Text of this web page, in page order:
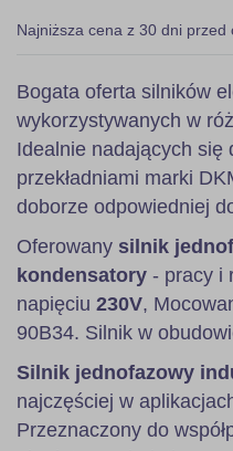
Najniższa cena z 30 dni przed
Bogata oferta silników
wykorzystywanych w
Idealnie nadających się
przekładniami marki
doborze odpowiedniej
Oferowany silnik
kondensatory - pracy i
napięciu 230V,
90B34. Silnik w
Silnik jednofazowy
najczęściej w
Przeznaczony do